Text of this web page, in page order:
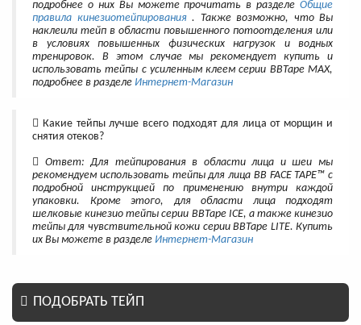
подробнее о них Вы можете прочитать в разделе Общие
правила кинезиотейпирования. Также возможно, что Вы
наклеили тейп в области повышенного потоотделения или
в условиях повышенных физических нагрузок и водных
тренировок. В этом случае мы рекомендует купить и
использовать тейпы с усиленным клеем серии BBTape MAX,
подробнее в разделе Интернет-Магазин
Какие тейпы лучше всего подходят для лица от морщин и
снятия отеков?
Ответ: Для тейпирования в области лица и шеи мы
рекомендуем использовать тейпы для лица BB FACE TAPE™ с
подробной инструкцией по применению внутри каждой
упаковки. Кроме этого, для области лица подходят
шелковые кинезио тейпы серии BBTape ICE, а также кинезио
тейпы для чувствительной кожи серии BBTape LITE. Купить
их Вы можете в разделе Интернет-Магазин
ПОДОБРАТЬ ТЕЙП